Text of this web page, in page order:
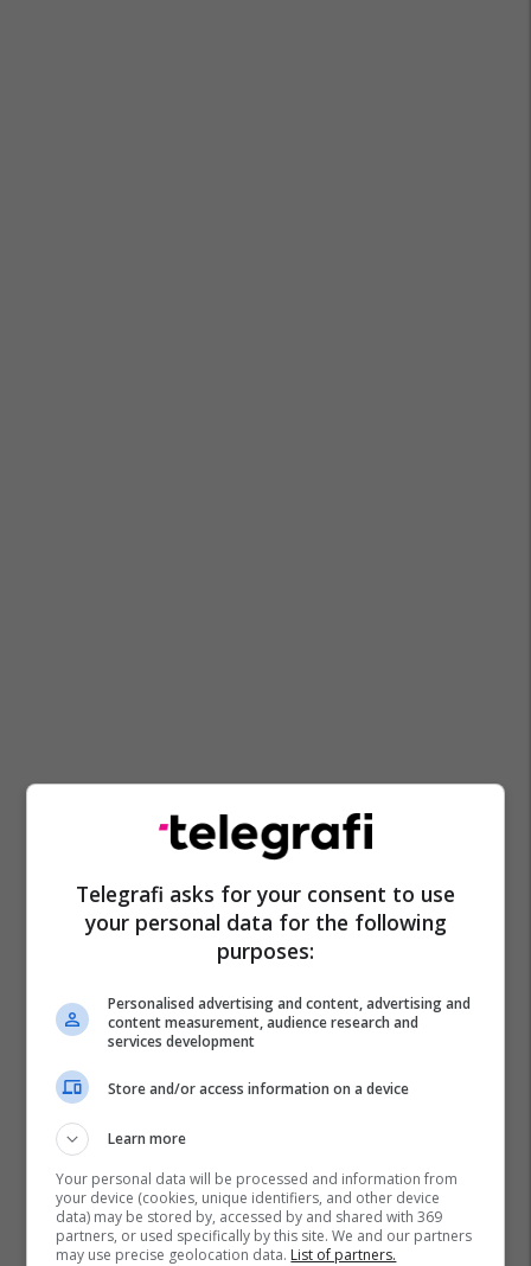
Komuna E Pejës
Gazmend Muhaxheri
Telegrafi asks for your consent to use
your personal data for the following
purposes:
Personalised advertising and content, advertising and
content measurement, audience research and
services development
Store and/or access information on a device
Learn more
Your personal data will be processed and information from
your device (cookies, unique identifiers, and other device
data) may be stored by, accessed by and shared with 369
partners, or used specifically by this site. We and our partners
may use precise geolocation data. List of partners.